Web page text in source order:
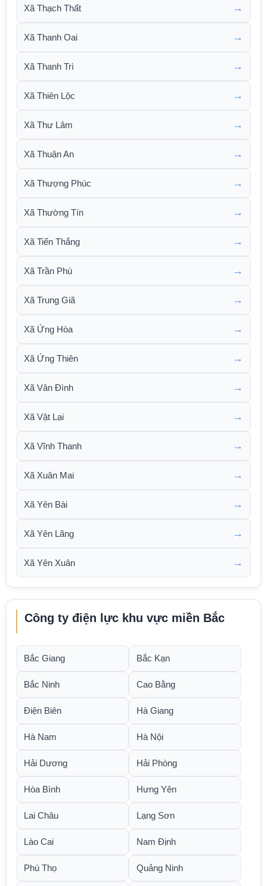
Xã Thạch Thất →
Xã Thanh Oai →
Xã Thanh Trì →
Xã Thiên Lộc →
Xã Thư Lâm →
Xã Thuận An →
Xã Thượng Phúc →
Xã Thường Tín →
Xã Tiến Thắng →
Xã Trần Phú →
Xã Trung Giã →
Xã Ứng Hòa →
Xã Ứng Thiên →
Xã Vân Đình →
Xã Vật Lại →
Xã Vĩnh Thanh →
Xã Xuân Mai →
Xã Yên Bài →
Xã Yên Lãng →
Xã Yên Xuân →
Công ty điện lực khu vực miền Bắc
Bắc Giang Bắc Kạn
Bắc Ninh Cao Bằng
Điện Biên Hà Giang
Hà Nam Hà Nội
Hải Dương Hải Phòng
Hòa Bình Hưng Yên
Lai Châu Lạng Sơn
Lào Cai Nam Định
Phú Thọ Quảng Ninh